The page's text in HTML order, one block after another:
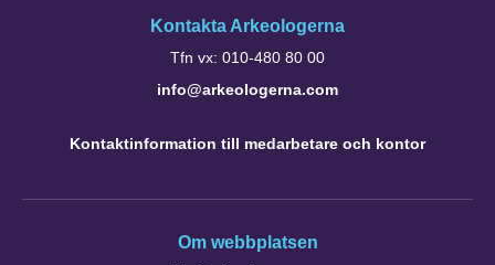
Kontakta Arkeologerna
Tfn vx: 010-480 80 00
info@arkeologerna.com
Kontaktinformation till medarbetare och kontor
Om webbplatsen